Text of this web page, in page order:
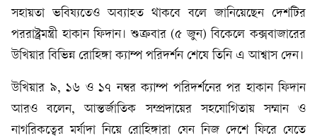
সহায়তা ভবিষ্যতেও অব্যাহত থাকবে বলে জানিয়েছেন দেশটির
পররাষ্ট্রমন্ত্রী হাকান ফিদান। শুক্রবার (৫ জুন) বিকেলে কক্সবাজারের
উখিয়ার বিভিন্ন রোহিঙ্গা ক্যাম্প পরিদর্শন শেষে তিনি এ আশ্বাস দেন।
উখিয়ার ৯, ১৬ ও ১৭ নম্বর ক্যাম্প পরিদর্শনের পর হাকান ফিদান
আরও বলেন, আন্তর্জাতিক সম্প্রদায়ের সহযোগিতায় সম্মান ও
নাগরিকত্বের মর্যাদা নিয়ে রোহিঙ্গারা যেন নিজ দেশে ফিরে যেতে